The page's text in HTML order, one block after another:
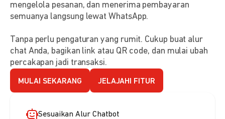
mengelola pesanan, dan menerima pembayaran
semuanya langsung lewat WhatsApp.
Tanpa perlu pengaturan yang rumit. Cukup buat alur
chat Anda, bagikan link atau QR code, dan mulai ubah
percakapan jadi transaksi.
MULAI SEKARANG JELAJAHI FITUR
Sesuaikan Alur Chatbot